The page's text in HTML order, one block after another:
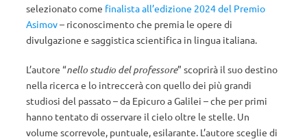
selezionato come finalista all’edizione 2024 del Premio
Asimov– riconoscimento che premia le opere di
divulgazione e saggistica scientifica in lingua italiana.
L’autore “nello studio del professore” scoprirà il suo destino
nella ricerca e lo intreccerà con quello dei più grandi
studiosi del passato – da Epicuro a Galilei – che per primi
hanno tentato di osservare il cielo oltre le stelle. Un
volume scorrevole, puntuale, esilarante. L’autore sceglie di